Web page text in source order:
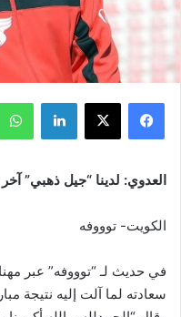
فيسبوك ‫X لينكدإن
العدوي: لدينا “جيل ذهبي” آخر
الكويت- توووفه
في حديث لـ “توووفه” عبر
سعادته لما آلت إليه نتيجة